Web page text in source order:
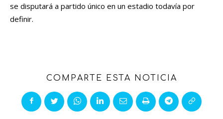
se disputará a partido único en un estadio todavía por
definir.
COMPARTE ESTA NOTICIA